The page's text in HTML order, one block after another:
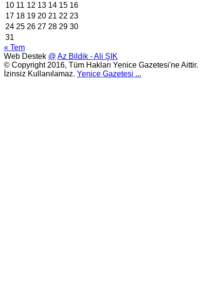
10 11 12 13 14 15 16
17 18 19 20 21 22 23
24 25 26 27 28 29 30
31
« Tem
Web Destek @ Az Bildik - Ali ŞIK
© Copyright 2016, Tüm Hakları Yenice Gazetesi'ne Aittir.
İzinsiz Kullanılamaz. Yenice Gazetesi ...